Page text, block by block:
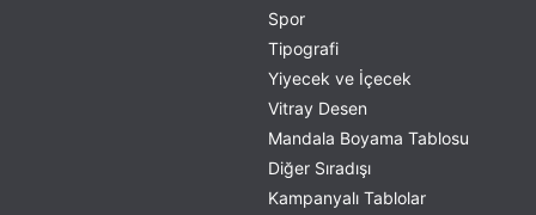
Spor
Tipografi
Yiyecek ve İçecek
Vitray Desen
Mandala Boyama Tablosu
Diğer Sıradışı
Kampanyalı Tablolar